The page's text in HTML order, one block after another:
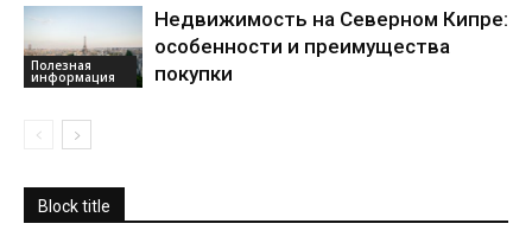
Полезная
информация
Недвижимость на Северном Кипре:
особенности и преимущества
покупки
Block title